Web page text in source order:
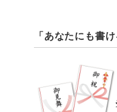
「あなたにも書